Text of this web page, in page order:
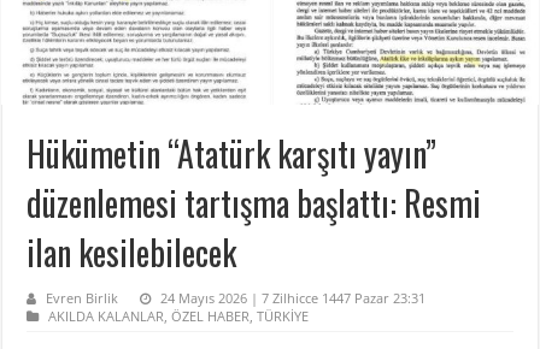
Hükümetin “Atatürk karşıtı yayın”
düzenlemesi tartışma başlattı: Resmi
ilan kesilebilecek
Evren Birlik
24 Mayıs 2026 | 7 Zilhicce 1447 Pazar 23:31
AKILDA KALANLAR,ÖZEL HABER,TÜRKİYE